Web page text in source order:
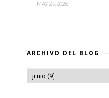
MAY 23, 2026
ARCHIVO DEL BLOG